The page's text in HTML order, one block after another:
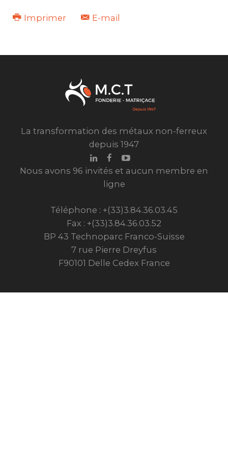
Imprimer E-mail
La transformation des métaux non-ferreux
depuis 1947
Nous avons 96 invités et aucun membre en
ligne
Téléphone : +(33)3.84.36.03.45
Fax : +(33)3.84.36.03.52
BP 43 Technoparc Franco-Suisse
7 rue Pierre Dreyfus
F90101 Delle Cedex France